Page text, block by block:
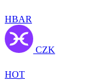
HBAR
CZK
HOT